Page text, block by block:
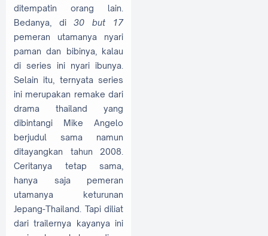
ditempatin orang lain.
Bedanya, di 30 but 17
pemeran utamanya nyari
paman dan bibinya, kalau
di series ini nyari ibunya.
Selain itu, ternyata series
ini merupakan remake dari
drama thailand yang
dibintangi Mike Angelo
berjudul sama namun
ditayangkan tahun 2008.
Ceritanya tetap sama,
hanya saja pemeran
utamanya keturunan
Jepang-Thailand. Tapi diliat
dari trailernya kayanya ini